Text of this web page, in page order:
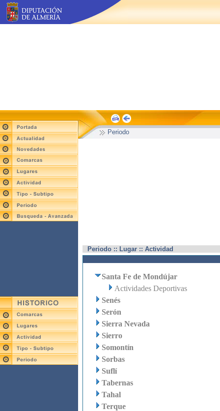
Periodo
Periodo :: Lugar :: Actividad
Santa Fe de Mondújar
Actividades Deportivas
Senés
Serón
Sierra Nevada
Sierro
Somontín
Sorbas
Suflí
Tabernas
Tahal
Terque